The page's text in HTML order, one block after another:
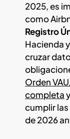
2025, es
como
Registro
Hacienda
cruzar
Orden
completa
cumplir
de 2026